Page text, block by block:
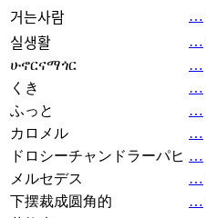
거는사람
…
실생활
…
ሁኖርናማጎር
…
くき
…
ふっと
…
カロメル
…
ドロシーチャンドラーパヒ …
メルセデス
…
下摆裁成圆角的
…